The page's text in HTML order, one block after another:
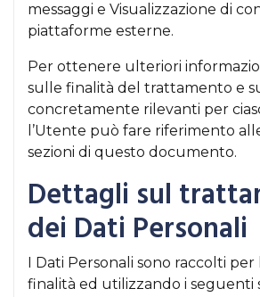
messaggi e Visualizzazione di
piattaforme esterne.
Per ottenere ulteriori
sulle finalità del trattamento e
concretamente rilevanti per
l’Utente può fare riferimento
sezioni di questo documento.
Dettagli sul
dei Dati Personali
I Dati Personali sono raccolti
finalità ed utilizzando i seguenti